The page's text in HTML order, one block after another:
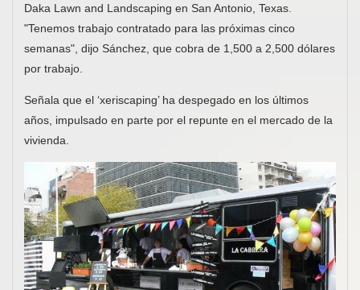
Daka Lawn and Landscaping en San Antonio, Texas.
"Tenemos trabajo contratado para las próximas cinco
semanas", dijo Sánchez, que cobra de 1,500 a 2,500 dólares
por trabajo.
Señala que el ‘xeriscaping’ ha despegado en los últimos
años, impulsado en parte por el repunte en el mercado de la
vivienda.